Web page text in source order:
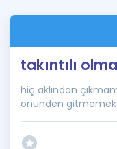
İngilizce
takıntılı
hiç aklından
önünden gitmemek